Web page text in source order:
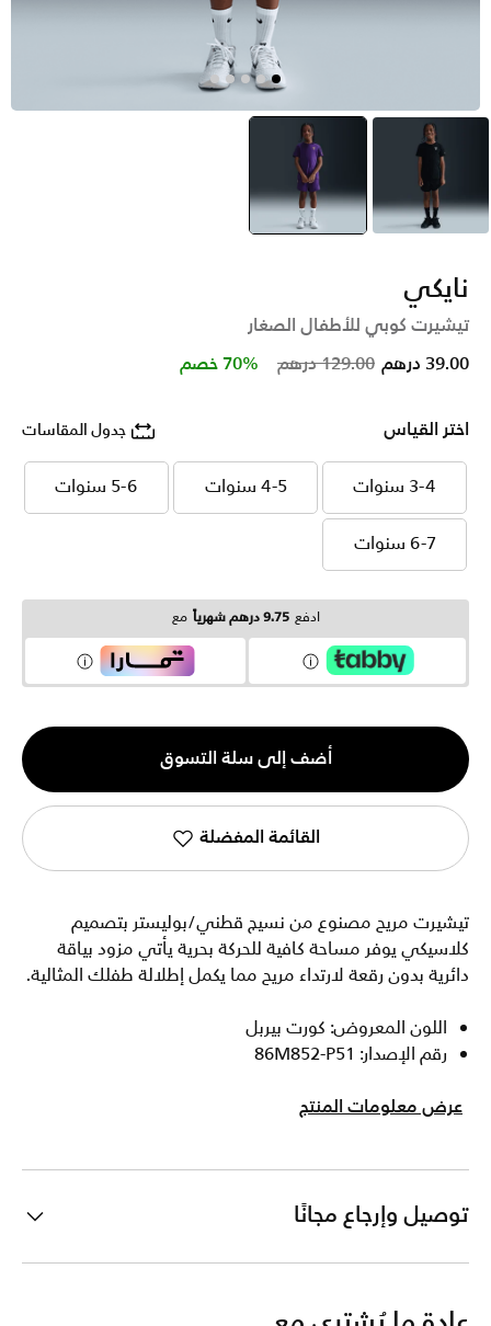
أسود selected
بنفسجي
نايكي
تيشيرت كوبي للأطفال الصغار
Price reduced from
129.00 درهم to 39.00 درهم 70% خصم
اختر القياس جدول المقاسات
3-4 سنوات 3-4 سنوات 4-5 سنوات 4-5 سنوات 5-6 سنوات 5-6 سنوات
6-7 سنوات 6-7 سنوات
ادفع 9.75 درهم شهرياً مع
الكمية
1
أضف إلى سلة التسوق
القائمة المفضلة
تيشيرت مريح مصنوع من نسيج قطني/بوليستر بتصميم
كلاسيكي يوفر مساحة كافية للحركة بحرية يأتي مزود بياقة
دائرية بدون رقعة لارتداء مريح مما يكمل إطلالة طفلك المثالية.
اللون المعروض: كورت بيربل
رقم الإصدار: 86M852-P51
عرض معلومات المنتج
توصيل وإرجاع مجانًا